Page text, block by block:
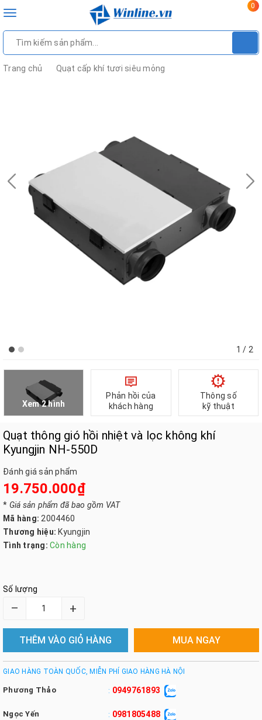
Toggle
0
Trang chủ Quạt cấp khí tươi siêu mỏng
1 / 2
Xem 2 hình
Phản hồi của
khách hàng
Thông số
kỹ thuật
Quạt thông gió hồi nhiệt và lọc không khí
Kyungjin NH-550D
Đánh giá sản phẩm
19.750.000₫
* Giá sản phẩm đã bao gồm VAT
Mã hàng: 2004460
Thương hiệu: Kyungjin
Tình trạng: Còn hàng
Số lượng
– +
THÊM VÀO GIỎ HÀNG MUA NGAY
GIAO HÀNG TOÀN QUỐC, MIỄN PHÍ GIAO HÀNG HÀ NỘI
Phương Thảo : 0949761893
Ngọc Yến : 0981805488